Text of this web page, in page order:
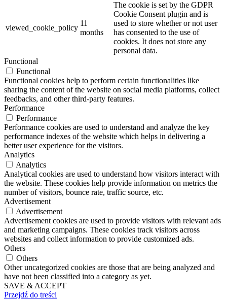
viewed_cookie_policy
11
months
The cookie is set by the GDPR
Cookie Consent plugin and is
used to store whether or not user
has consented to the use of
cookies. It does not store any
personal data.
Functional
Functional
Functional cookies help to perform certain functionalities like
sharing the content of the website on social media platforms, collect
feedbacks, and other third-party features.
Performance
Performance
Performance cookies are used to understand and analyze the key
performance indexes of the website which helps in delivering a
better user experience for the visitors.
Analytics
Analytics
Analytical cookies are used to understand how visitors interact with
the website. These cookies help provide information on metrics the
number of visitors, bounce rate, traffic source, etc.
Advertisement
Advertisement
Advertisement cookies are used to provide visitors with relevant ads
and marketing campaigns. These cookies track visitors across
websites and collect information to provide customized ads.
Others
Others
Other uncategorized cookies are those that are being analyzed and
have not been classified into a category as yet.
SAVE & ACCEPT
Przejdź do treści